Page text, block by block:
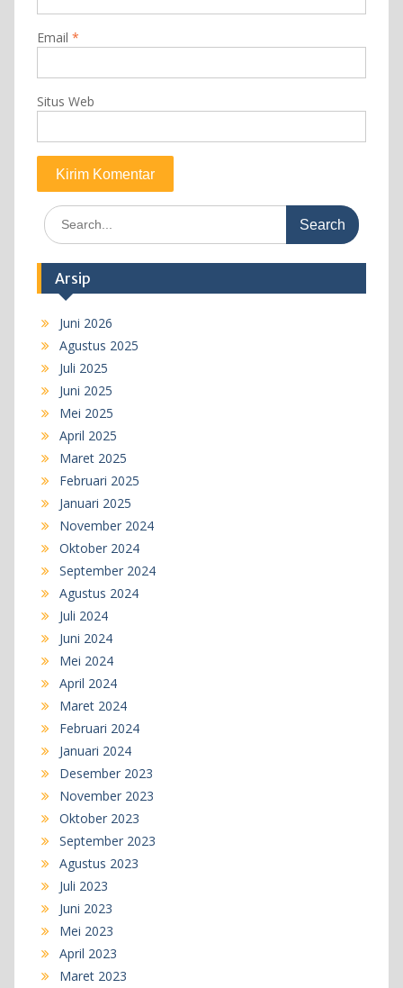
Email *
Situs Web
Search
for:
Arsip
Juni 2026
Agustus 2025
Juli 2025
Juni 2025
Mei 2025
April 2025
Maret 2025
Februari 2025
Januari 2025
November 2024
Oktober 2024
September 2024
Agustus 2024
Juli 2024
Juni 2024
Mei 2024
April 2024
Maret 2024
Februari 2024
Januari 2024
Desember 2023
November 2023
Oktober 2023
September 2023
Agustus 2023
Juli 2023
Juni 2023
Mei 2023
April 2023
Maret 2023